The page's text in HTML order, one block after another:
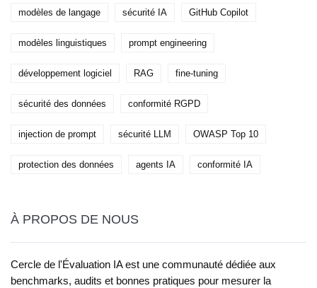
modèles de langage sécurité IA GitHub Copilot
modèles linguistiques prompt engineering
développement logiciel RAG fine-tuning
sécurité des données conformité RGPD
injection de prompt sécurité LLM OWASP Top 10
protection des données agents IA conformité IA
À PROPOS DE NOUS
Cercle de l'Évaluation IA est une communauté dédiée aux
benchmarks, audits et bonnes pratiques pour mesurer la